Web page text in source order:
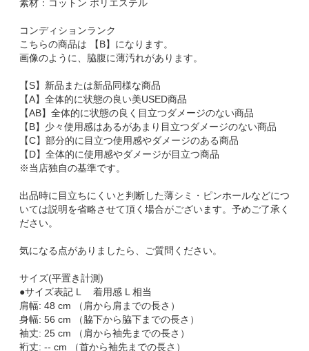
素材：コットン ポリエステル
コンディションランク
こちらの商品は 【B】になります。
画像のように、脇腹に薄汚れがあります。
【S】新品または新品同様な商品
【A】全体的に状態の良い美USED商品
【AB】全体的に状態の良く目立つダメージのない商品
【B】少々使用感はあるがあまり目立つダメージのない商品
【C】部分的に目立つ使用感やダメージのある商品
【D】全体的に使用感やダメージが目立つ商品
※当店独自の基準です。
出品時に目立ちにくいと判断した薄シミ・ピンホールなどにつ
いては説明を省略させて頂く場合がございます。予めご了承く
ださい。
気になる点がありましたら、ご質問ください。
サイズ(平置き計測)
●サイズ表記 L 着用感 L 相当
肩幅: 48 cm （肩から肩までの長さ）
身幅: 56 cm （脇下から脇下までの長さ）
袖丈: 25 cm （肩から袖先までの長さ）
裄丈: -- cm （首から袖先までの長さ）